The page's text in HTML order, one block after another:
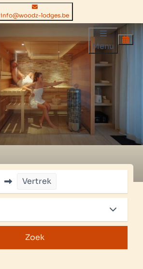
info@woodz-lodges.be
Menu
Vertrek
Zoek